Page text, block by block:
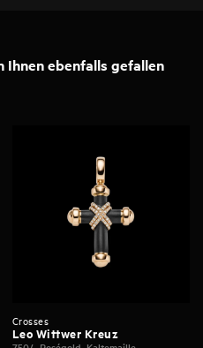
Ihnen ebenfalls gefallen
Crosses
Leo Wittwer Kreuz